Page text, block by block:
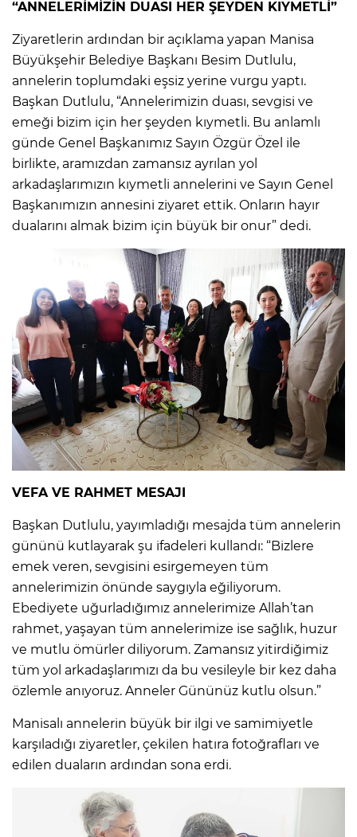
“ANNELERİMİZİN DUASI HER ŞEYDEN KIYMETLİ”
Ziyaretlerin ardından bir açıklama yapan Manisa
Büyükşehir Belediye Başkanı Besim Dutlulu,
annelerin toplumdaki eşsiz yerine vurgu yaptı.
Başkan Dutlulu, “Annelerimizin duası, sevgisi ve
emeği bizim için her şeyden kıymetli. Bu anlamlı
günde Genel Başkanımız Sayın Özgür Özel ile
birlikte, aramızdan zamansız ayrılan yol
arkadaşlarımızın kıymetli annelerini ve Sayın Genel
Başkanımızın annesini ziyaret ettik. Onların hayır
dualarını almak bizim için büyük bir onur” dedi.
VEFA VE RAHMET MESAJI
Başkan Dutlulu, yayımladığı mesajda tüm annelerin
gününü kutlayarak şu ifadeleri kullandı: “Bizlere
emek veren, sevgisini esirgemeyen tüm
annelerimizin önünde saygıyla eğiliyorum.
Ebediyete uğurladığımız annelerimize Allah’tan
rahmet, yaşayan tüm annelerimize ise sağlık, huzur
ve mutlu ömürler diliyorum. Zamansız yitirdiğimiz
tüm yol arkadaşlarımızı da bu vesileyle bir kez daha
özlemle anıyoruz. Anneler Gününüz kutlu olsun.”
Manisalı annelerin büyük bir ilgi ve samimiyetle
karşıladığı ziyaretler, çekilen hatıra fotoğrafları ve
edilen duaların ardından sona erdi.